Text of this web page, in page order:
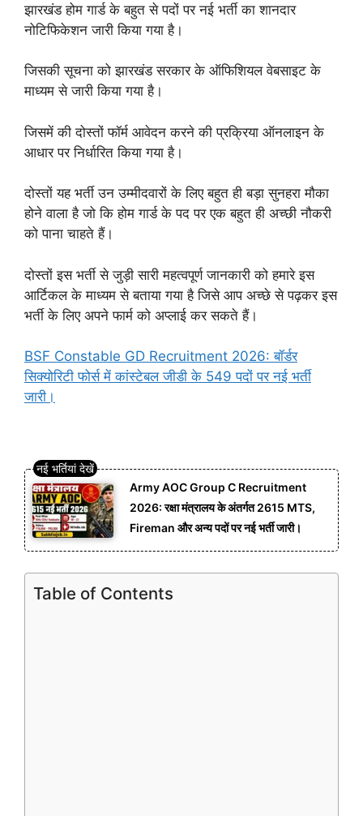
झारखंड होम गार्ड के बहुत से पदों पर नई भर्ती का शानदार
नोटिफिकेशन जारी किया गया है।
जिसकी सूचना को झारखंड सरकार के ऑफिशियल वेबसाइट के
माध्यम से जारी किया गया है।
जिसमें की दोस्तों फॉर्म आवेदन करने की प्रक्रिया ऑनलाइन के
आधार पर निर्धारित किया गया है।
दोस्तों यह भर्ती उन उम्मीदवारों के लिए बहुत ही बड़ा सुनहरा मौका
होने वाला है जो कि होम गार्ड के पद पर एक बहुत ही अच्छी नौकरी
को पाना चाहते हैं।
दोस्तों इस भर्ती से जुड़ी सारी महत्वपूर्ण जानकारी को हमारे इस
आर्टिकल के माध्यम से बताया गया है जिसे आप अच्छे से पढ़कर इस
भर्ती के लिए अपने फार्म को अप्लाई कर सकते हैं।
BSF Constable GD Recruitment 2026: बॉर्डर
सिक्योरिटी फोर्स में कांस्टेबल जीडी के 549 पदों पर नई भर्ती
जारी।
Army AOC Group C Recruitment
2026: रक्षा मंत्रालय के अंतर्गत 2615 MTS,
Fireman और अन्य पदों पर नई भर्ती जारी।
Table of Contents